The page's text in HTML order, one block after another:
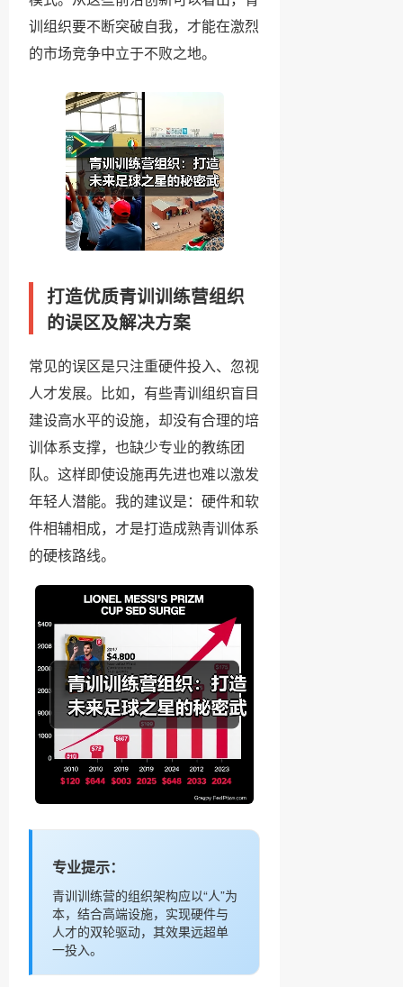
训组织要不断突破自我，才能在激烈
的市场竞争中立于不败之地。
打造优质青训训练营组织
的误区及解决方案
常见的误区是只注重硬件投入、忽视
人才发展。比如，有些青训组织盲目
建设高水平的设施，却没有合理的培
训体系支撑，也缺少专业的教练团
队。这样即使设施再先进也难以激发
年轻人潜能。我的建议是：硬件和软
件相辅相成，才是打造成熟青训体系
的硬核路线。
专业提示：
青训训练营的组织架构应以“人”为
本，结合高端设施，实现硬件与
人才的双轮驱动，其效果远超单
一投入。